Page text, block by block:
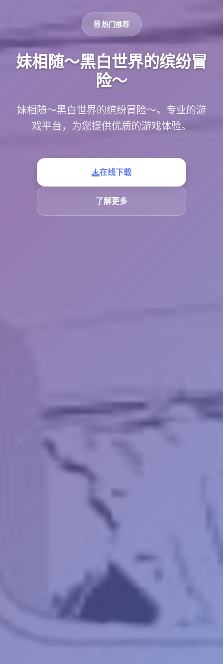
🗒️ 热门推荐
妹相随～黑白世界的缤纷冒
险～
妹相随～黑白世界的缤纷冒险～。专业的游
戏平台，为您提供优质的游戏体验。
在线下载
了解更多